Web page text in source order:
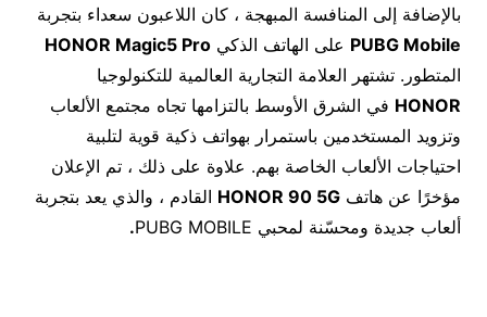
بالإضافة إلى المنافسة المبهجة ، كان اللاعبون سعداء بتجربة
PUBG Mobile على الهاتف الذكي HONOR Magic5 Pro
المتطور. تشتهر العلامة التجارية العالمية للتكنولوجيا
HONOR في الشرق الأوسط بالتزامها تجاه مجتمع الألعاب
وتزويد المستخدمين باستمرار بهواتف ذكية قوية لتلبية
احتياجات الألعاب الخاصة بهم. علاوة على ذلك ، تم الإعلان
مؤخرًا عن هاتف HONOR 90 5G القادم ، والذي يعد بتجربة
ألعاب جديدة ومحسّنة لمحبي PUBG MOBILE
.